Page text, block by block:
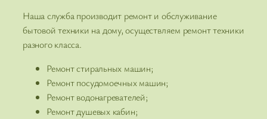
Наша служба производит ремонт и обслуживание
бытовой техники на дому, осуществляем ремонт техники
разного класса.
Ремонт стиральных машин;
Ремонт посудомоечных машин;
Ремонт водонагревателей;
Ремонт душевых кабин;